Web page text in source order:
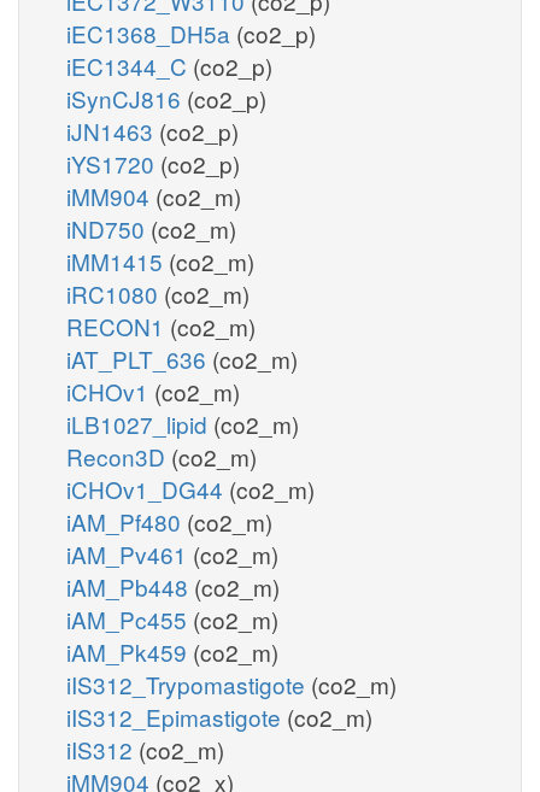
iEC1368_DH5a (co2_p)
iEC1344_C (co2_p)
iSynCJ816 (co2_p)
iJN1463 (co2_p)
iYS1720 (co2_p)
iMM904 (co2_m)
iND750 (co2_m)
iMM1415 (co2_m)
iRC1080 (co2_m)
RECON1 (co2_m)
iAT_PLT_636 (co2_m)
iCHOv1 (co2_m)
iLB1027_lipid (co2_m)
Recon3D (co2_m)
iCHOv1_DG44 (co2_m)
iAM_Pf480 (co2_m)
iAM_Pv461 (co2_m)
iAM_Pb448 (co2_m)
iAM_Pc455 (co2_m)
iAM_Pk459 (co2_m)
iIS312_Trypomastigote (co2_m)
iIS312_Epimastigote (co2_m)
iIS312 (co2_m)
iMM904 (co2_x)